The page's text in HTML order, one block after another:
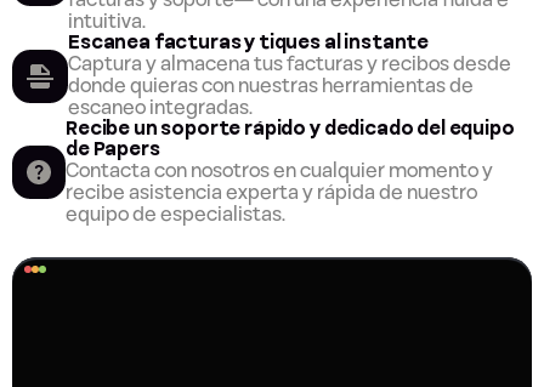
intuitiva.
Escanea facturas y tiques al instante
Captura y almacena tus facturas y recibos desde
donde quieras con nuestras herramientas de
escaneo integradas.
Recibe un soporte rápido y dedicado del equipo
de Papers
Contacta con nosotros en cualquier momento y
recibe asistencia experta y rápida de nuestro
equipo de especialistas.